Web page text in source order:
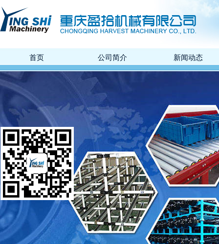
首页 公司简介 新闻动态